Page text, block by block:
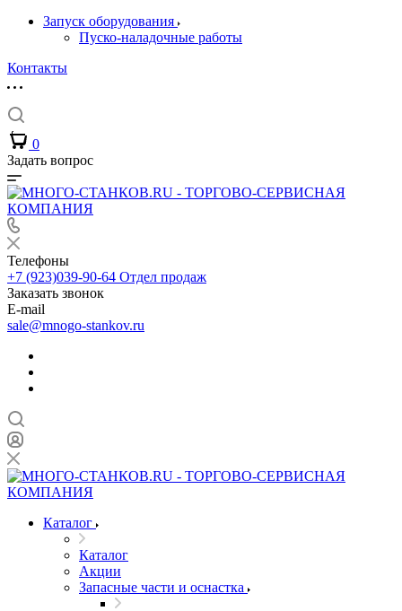
Запуск оборудования
Пуско-наладочные работы
Контакты
0
Задать вопрос
Телефоны
+7 (923)039-90-64 Отдел продаж
Заказать звонок
E-mail
sale@mnogo-stankov.ru
Каталог
Каталог
Акции
Запасные части и оснастка